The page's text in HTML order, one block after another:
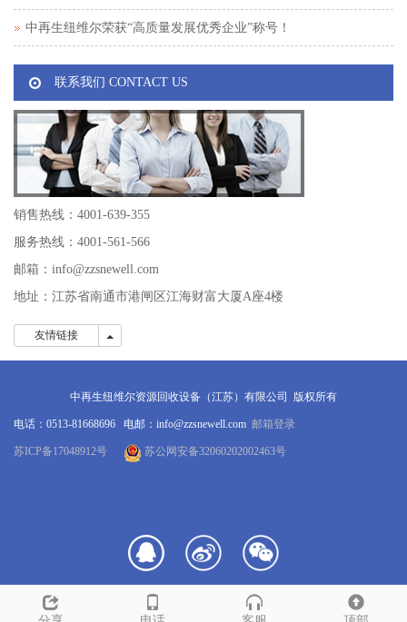
中再生纽维尔荣获“高质量发展优秀企业”称号！
联系我们 CONTACT US
销售热线：4001-639-355
服务热线：4001-561-566
邮箱：info@zzsnewell.com
地址：江苏省南通市港闸区江海财富大厦A座4楼
友情链接
中再生纽维尔资源回收设备（江苏）有限公司 版权所有
电话：0513-81668696 电邮：info@zzsnewell.com 邮箱登录
苏ICP备17048912号 苏公网安备32060202002463号